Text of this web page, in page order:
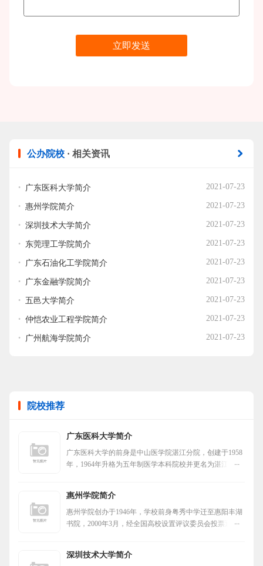
公办院校 · 相关资讯
广东医科大学简介 2021-07-23
惠州学院简介 2021-07-23
深圳技术大学简介 2021-07-23
东莞理工学院简介 2021-07-23
广东石油化工学院简介 2021-07-23
广东金融学院简介 2021-07-23
五邑大学简介 2021-07-23
仲恺农业工程学院简介 2021-07-23
广州航海学院简介 2021-07-23
院校推荐
广东医科大学简介
广东医科大学的前身是中山医学院湛江分院，创建于1958
年，1964年升格为五年制医学本科院校并更名为湛江医学
惠州学院简介
惠州学院创办于1946年，学校前身粤秀中学迁至惠阳丰湖
书院，2000年3月，经全国高校设置评议委员会投票通
深圳技术大学简介